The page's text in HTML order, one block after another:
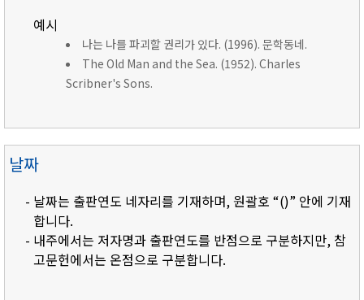
예시
나는 나를 파괴할 권리가 있다. (1996). 문학동네.
The Old Man and the Sea. (1952). Charles
Scribner's Sons.
날짜
- 날짜는 출판연도 네자리를 기재하며, 원괄호 “()” 안에 기재
합니다.
- 내주에서는 저자명과 출판연도를 반점으로 구분하지만, 참
고문헌에서는 온점으로 구분합니다.